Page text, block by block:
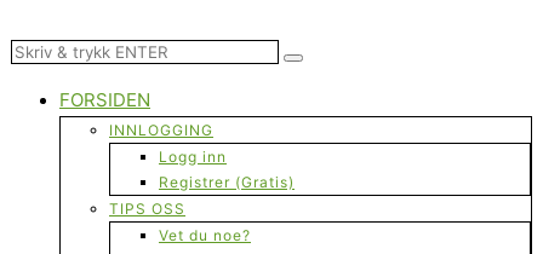
FORSIDEN
INNLOGGING
Logg inn
Registrer (Gratis)
TIPS OSS
Vet du noe?